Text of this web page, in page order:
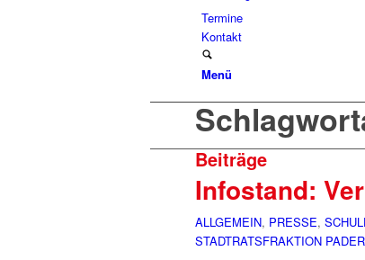
Termine
Kontakt
Menü
Beiträge
Infostand:
ALLGEMEIN, PRESSE,
STADTRATSFRAKTION